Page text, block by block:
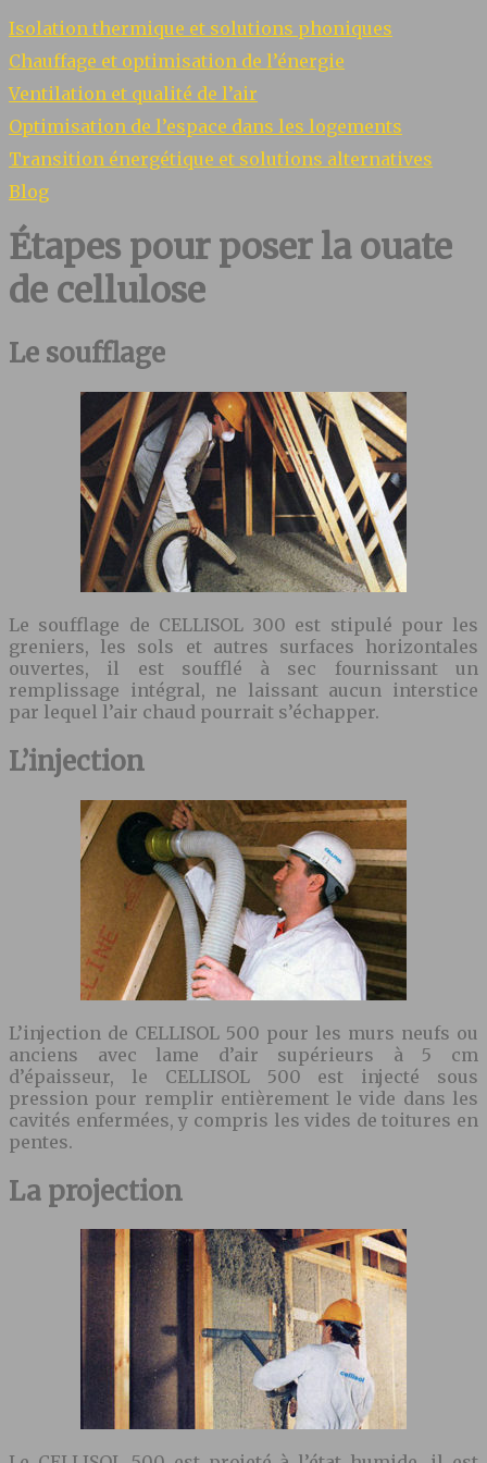
Isolation thermique et solutions phoniques
Chauffage et optimisation de l’énergie
Ventilation et qualité de l’air
Optimisation de l’espace dans les logements
Transition énergétique et solutions alternatives
Blog
Étapes pour poser la ouate
de cellulose
Le soufflage
Le soufflage de CELLISOL 300 est stipulé pour les
greniers, les sols et autres surfaces horizontales
ouvertes, il est soufflé à sec fournissant un
remplissage intégral, ne laissant aucun interstice
par lequel l’air chaud pourrait s’échapper.
L’injection
L’injection de CELLISOL 500 pour les murs neufs ou
anciens avec lame d’air supérieurs à 5 cm
d’épaisseur, le CELLISOL 500 est injecté sous
pression pour remplir entièrement le vide dans les
cavités enfermées, y compris les vides de toitures en
pentes.
La projection